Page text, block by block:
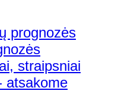
prognozės
straipsniai
atsakome